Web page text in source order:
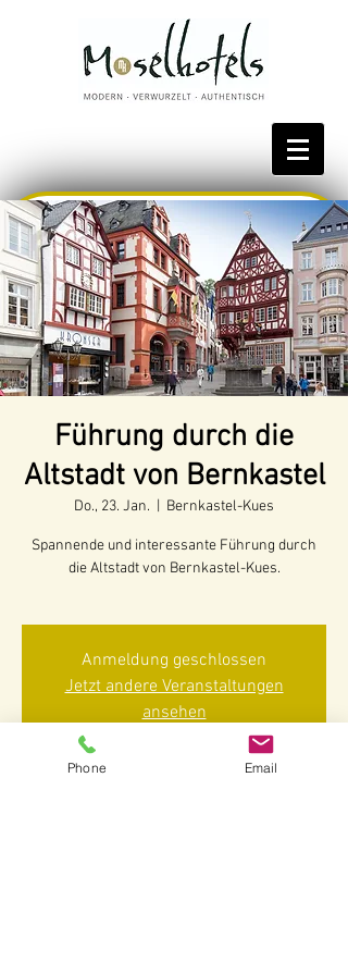
Bestpreis reservieren
Führung durch die
Altstadt von Bernkastel
Do., 23. Jan. Bernkastel-Kues
Spannende und interessante Führung durch
die Altstadt von Bernkastel-Kues.
Anmeldung geschlossen
Jetzt andere Veranstaltungen
ansehen
Phone Email